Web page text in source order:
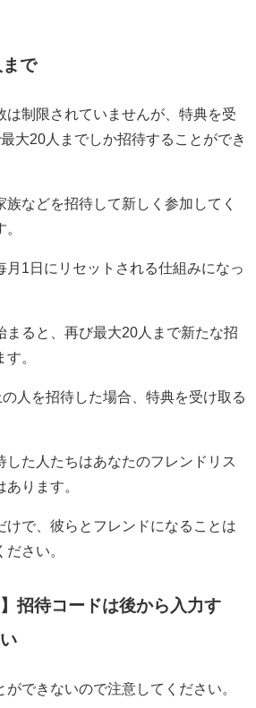
で
は制限されていませんが、特典を受
大20人までしか招待することができ
族などを招待して新しく参加してく
月1日にリセットされる仕組みになっ
まると、再び最大20人まで新たな招
。
人を招待した場合、特典を受け取る
した人たちはあなたのフレンドリス
あります。
けで、彼らとフレンドになることは
さい。
】招待コードは後から入力す
できないので注意してください。